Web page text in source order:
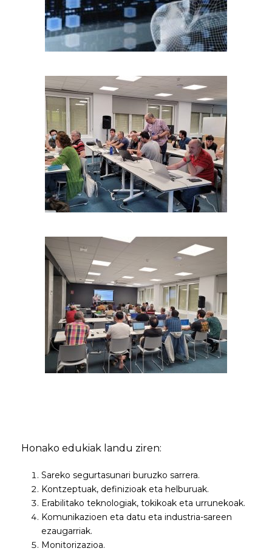
Honako edukiak landu ziren:
Sareko segurtasunari buruzko sarrera.
Kontzeptuak, definizioak eta helburuak.
Erabilitako teknologiak, tokikoak eta urrunekoak.
Komunikazioen eta datu eta industria-sareen
ezaugarriak.
Monitorizazioa.